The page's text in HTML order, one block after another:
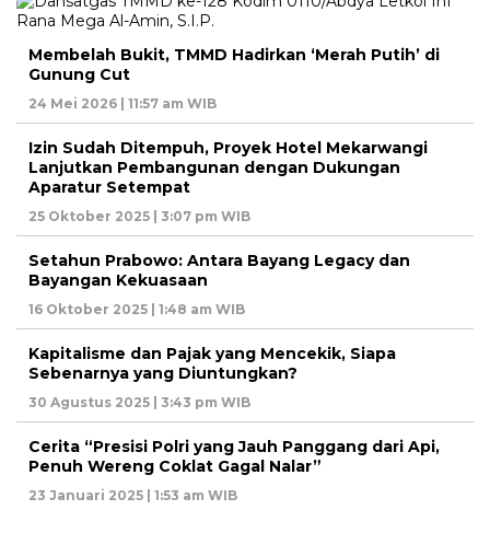
Membelah Bukit, TMMD Hadirkan ‘Merah Putih’ di
Gunung Cut
24 Mei 2026 | 11:57 am WIB
Izin Sudah Ditempuh, Proyek Hotel Mekarwangi
Lanjutkan Pembangunan dengan Dukungan
Aparatur Setempat
25 Oktober 2025 | 3:07 pm WIB
Setahun Prabowo: Antara Bayang Legacy dan
Bayangan Kekuasaan
16 Oktober 2025 | 1:48 am WIB
Kapitalisme dan Pajak yang Mencekik, Siapa
Sebenarnya yang Diuntungkan?
30 Agustus 2025 | 3:43 pm WIB
Cerita “Presisi Polri yang Jauh Panggang dari Api,
Penuh Wereng Coklat Gagal Nalar”
23 Januari 2025 | 1:53 am WIB